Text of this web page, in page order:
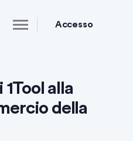
Accesso
alla
della